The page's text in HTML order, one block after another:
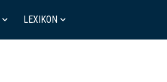
LEXIKON